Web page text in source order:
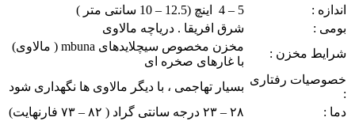
اندازه :
5 – 4 اینچ (12.5 – 10 سانتی متر )
بومی :
شرق افريقا . دریاچه مالاوی
شرایط مخزن :
مخزن مخصوص سیچلایدهای mbuna ( مالاوی)
با غارهای صخره ای
خصوصیات رفتاری
:
بسیار تهاجمی ، با دیگر مالاوی ها نگهداری شود
دما :
۲۸ – ۲۳ درجه سانتی گراد ( ۸۲ – ۷۳ فارنهایت)